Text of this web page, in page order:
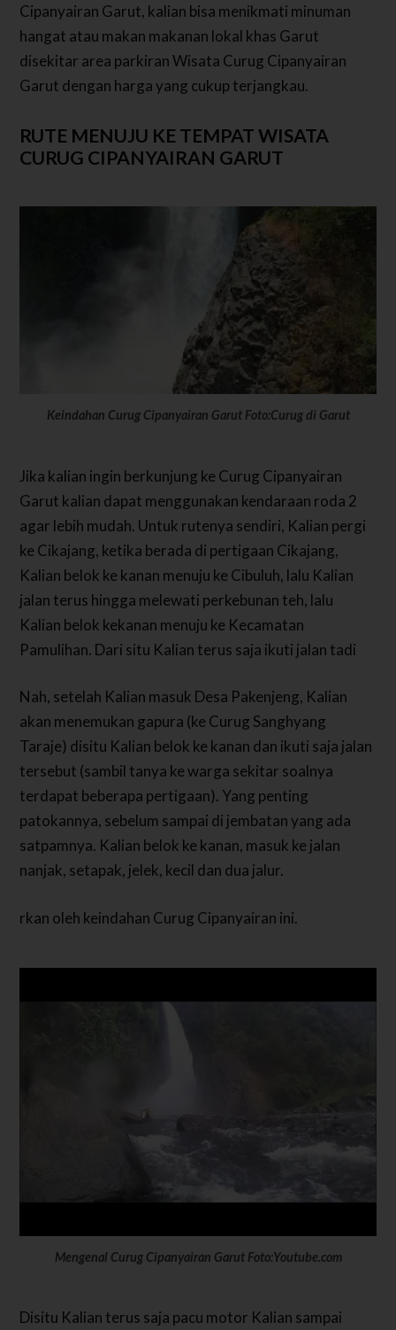
Cipanyairan Garut, kalian bisa menikmati minuman
hangat atau makan makanan lokal khas Garut
disekitar area parkiran Wisata Curug Cipanyairan
Garut dengan harga yang cukup terjangkau.
RUTE MENUJU KE TEMPAT WISATA
CURUG CIPANYAIRAN GARUT
Keindahan Curug Cipanyairan Garut Foto:Curug di Garut
Jika kalian ingin berkunjung ke Curug Cipanyairan
Garut kalian dapat menggunakan kendaraan roda 2
agar lebih mudah. Untuk rutenya sendiri, Kalian pergi
ke Cikajang, ketika berada di pertigaan Cikajang,
Kalian belok ke kanan menuju ke Cibuluh, lalu Kalian
jalan terus hingga melewati perkebunan teh, lalu
Kalian belok kekanan menuju ke Kecamatan
Pamulihan. Dari situ Kalian terus saja ikuti jalan tadi
Nah, setelah Kalian masuk Desa Pakenjeng, Kalian
akan menemukan gapura (ke Curug Sanghyang
Taraje) disitu Kalian belok ke kanan dan ikuti saja jalan
tersebut (sambil tanya ke warga sekitar soalnya
terdapat beberapa pertigaan). Yang penting
patokannya, sebelum sampai di jembatan yang ada
satpamnya. Kalian belok ke kanan, masuk ke jalan
nanjak, setapak, jelek, kecil dan dua jalur.
rkan oleh keindahan Curug Cipanyairan ini.
Mengenal Curug Cipanyairan Garut Foto:Youtube.com
Disitu Kalian terus saja pacu motor Kalian sampai